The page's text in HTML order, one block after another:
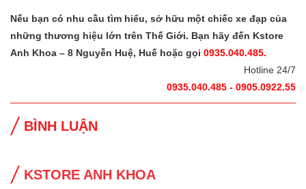
Nếu bạn có nhu cầu tìm hiểu, sở hữu một chiếc xe đạp của
những thương hiệu lớn trên Thế Giới. Bạn hãy đến Kstore
Anh Khoa – 8 Nguyễn Huệ, Huế hoặc gọi 0935.040.485.
Hotline 24/7
0935.040.485 - 0905.0922.55
BÌNH LUẬN
KSTORE ANH KHOA